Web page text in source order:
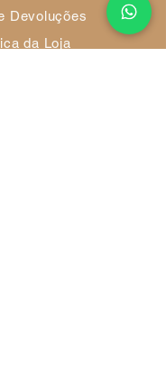
Devoluções
da Loja